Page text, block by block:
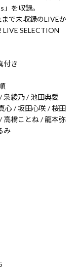
を収録。
で未収録のLIVEか
SELECTION
付き
綾乃 / 池田典愛
心 / 坂田心咲 / 桜田
橋ことね / 龍本弥
み